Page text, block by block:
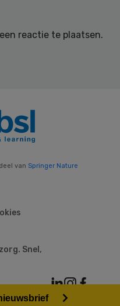
reactie te plaatsen.
van Springer Nature
Snel,